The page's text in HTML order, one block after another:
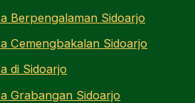
Berpengalaman Sidoarjo
Cemengbakalan Sidoarjo
di Sidoarjo
Grabangan Sidoarjo